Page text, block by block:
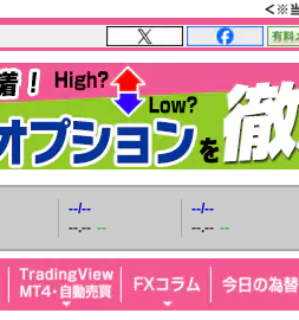
--/--
--.-- --
--/--
--.-- --